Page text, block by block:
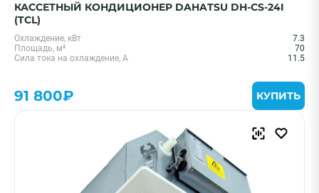
КАССЕТНЫЙ КОНДИЦИОНЕР DAHATSU DH-CS-24I
(TCL)
Охлаждение, кВт
7.3
Площадь, м²
70
Сила тока на охлаждение, А
11.5
91 800₽ КУПИТЬ